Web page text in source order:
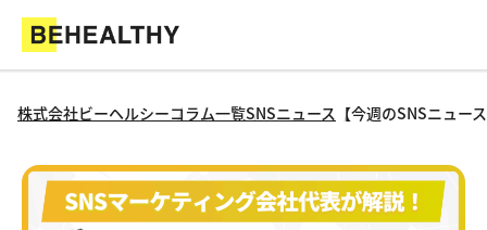
株式会社ビーヘルシーコラム一覧SNSニュース 【今週のSNSニュ